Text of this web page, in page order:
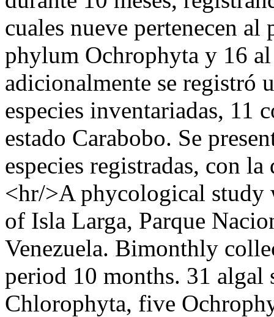
cuales nueve pertenecen
phylum Ochrophyta y 16
adicionalmente se registró
especies inventariadas, 11
estado Carabobo. Se
especies registradas, con
<hr/>A phycological study
of Isla Larga, Parque
Venezuela. Bimonthly
period 10 months. 31 algal
Chlorophyta, five